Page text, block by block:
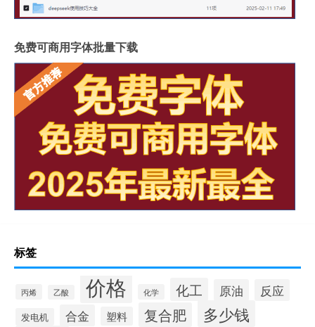
免费可商用字体批量下载
标签
丙烯 乙酸 价格 化学 化工 原油 反应
发电机 合金 塑料 复合肥 多少钱